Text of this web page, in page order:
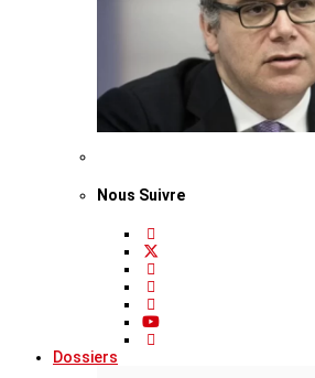
Nous Suivre
Dossiers